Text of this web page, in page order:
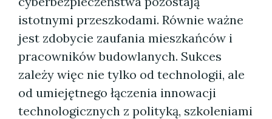
istotnymi przeszkodami. Równie ważne
jest zdobycie zaufania mieszkańców i
pracowników budowlanych. Sukces
zależy więc nie tylko od technologii, ale
od umiejętnego łączenia innowacji
technologicznych z polityką, szkoleniami